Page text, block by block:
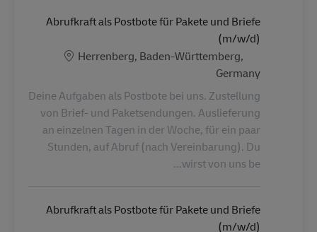
Abrufkraft als Postbote für Pakete und Briefe
(m/w/d)
الموقع
Herrenberg, Baden-Württemberg,
Germany
Deine Aufgaben als Postbote bei uns. Zustellung
von Brief- und Paketsendungen. Auslieferung
an einzelnen Tagen in der Woche, für ein paar
Stunden, auf Abruf (nach Vereinbarung). Du
wirst von uns be...
Abrufkraft als Postbote für Pakete und Briefe
(m/w/d)